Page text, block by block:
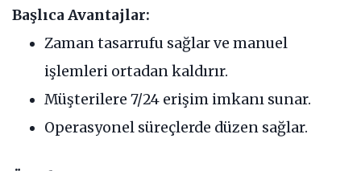
Başlıca Avantajlar:
Zaman tasarrufu sağlar ve manuel
işlemleri ortadan kaldırır.
Müşterilere 7/24 erişim imkanı sunar.
Operasyonel süreçlerde düzen sağlar.